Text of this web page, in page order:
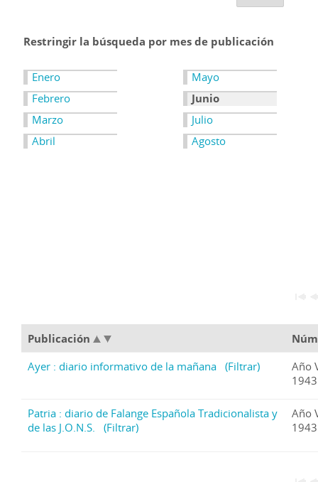
Restringir la búsqueda por mes de publicación
Enero
Febrero
Marzo
Abril
Mayo
Junio
Julio
Agosto
Publicación
Ayer : diario informativo de la mañana (Filtrar)
Año
Patria : diario de Falange Española Tradicionalista y
de las J.O.N.S.
(Filtrar)
Año